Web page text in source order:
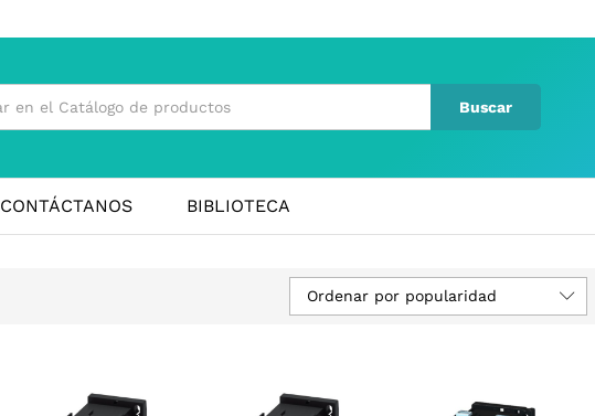
Buscar
CONTÁCTANOS BIBLIOTECA
Ordenar por popularidad